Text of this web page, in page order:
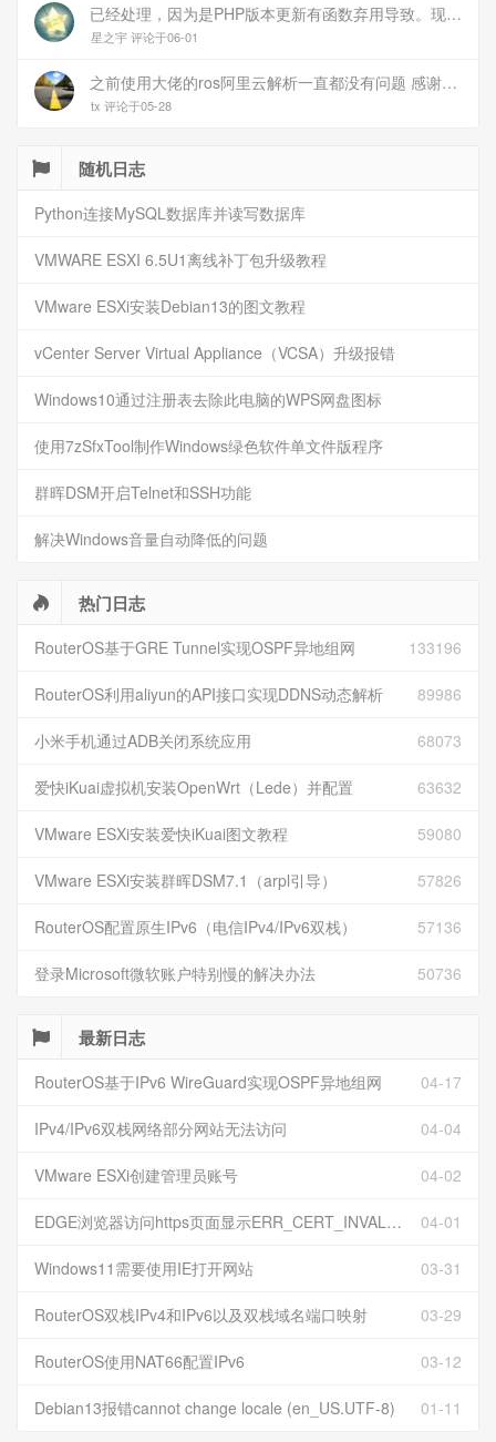
已经处理，因为是PHP版本更新有函数弃用导致。现已经修复
星之宇 评论于06-01
之前使用大佬的ros阿里云解析一直都没有问题 感谢大佬 但上个月开始阿里云的解析返回日志总是出错 日志值为alidns update error,不知为什么 所以请教一下大佬
tx 评论于05-28
随机日志
Python连接MySQL数据库并读写数据库
VMWARE ESXI 6.5U1离线补丁包升级教程
VMware ESXi安装Debian13的图文教程
vCenter Server Virtual Appliance（VCSA）升级报错
Windows10通过注册表去除此电脑的WPS网盘图标
使用7zSfxTool制作Windows绿色软件单文件版程序
群晖DSM开启Telnet和SSH功能
解决Windows音量自动降低的问题
热门日志
133196
RouterOS基于GRE Tunnel实现OSPF异地组网
89986
RouterOS利用aliyun的API接口实现DDNS动态解析
68073
小米手机通过ADB关闭系统应用
63632
爱快iKuai虚拟机安装OpenWrt（Lede）并配置
59080
VMware ESXi安装爱快iKuai图文教程
57826
VMware ESXi安装群晖DSM7.1（arpl引导）
57136
RouterOS配置原生IPv6（电信IPv4/IPv6双栈）
50736
登录Microsoft微软账户特别慢的解决办法
最新日志
04-17
RouterOS基于IPv6 WireGuard实现OSPF异地组网
04-04
IPv4/IPv6双栈网络部分网站无法访问
04-02
VMware ESXi创建管理员账号
04-01
EDGE浏览器访问https页面显示ERR_CERT_INVALID且无法跳过继续访问
03-31
Windows11需要使用IE打开网站
03-29
RouterOS双栈IPv4和IPv6以及双栈域名端口映射
03-12
RouterOS使用NAT66配置IPv6
01-11
Debian13报错cannot change locale (en_US.UTF-8)